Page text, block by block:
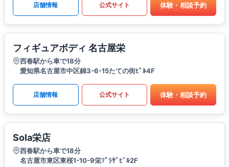
店舗情報 公式サイト 体験・相談予約
フィギュアボディ 名古屋栄
西春駅から車で18分
愛知県名古屋市中区錦3-6-15たての街ﾋﾞﾙ4F
店舗情報 公式サイト 体験・相談予約
Sola栄店
西春駅から車で18分
名古屋市東区東桜1-10-9栄ﾌﾟﾗｻﾞﾋﾞﾙ2F